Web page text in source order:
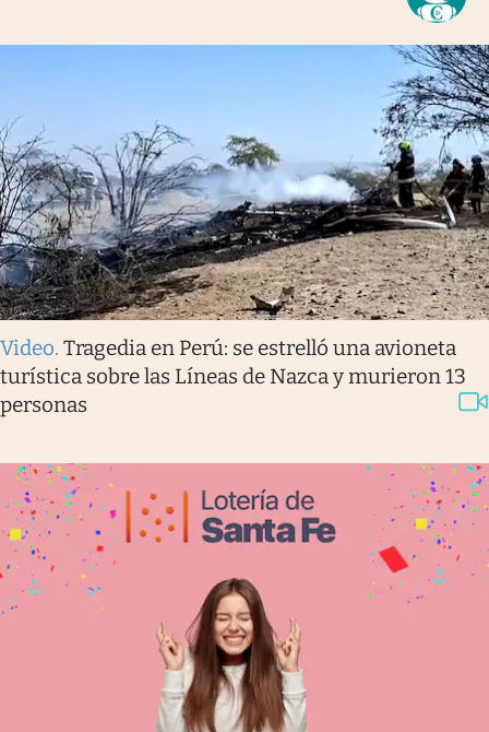
Video. Tragedia en Perú: se estrelló una avioneta
turística sobre las Líneas de Nazca y murieron 13
personas